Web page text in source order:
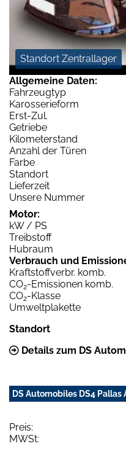
Standort Zentrallager
Allgemeine Daten:
Fahrzeugtyp
Karosserieform
Erst-Zul.
Getriebe
Kilometerstand
Anzahl der Türen
Farbe
Standort
Lieferzeit
Unsere Nummer
Motor:
kW / PS
Treibstoff
Hubraum
Verbrauch und
Kraftstoffverbr. komb.
CO2-Emissionen komb.
CO2-Klasse
Umweltplakette
Standort
Details zum DS
DS Automobiles DS4 Pallas
Preis:
MWSt: